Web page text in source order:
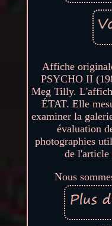
Affiche
PSYCHO II
Meg Tilly.
ÉTAT. Elle
examiner la
évaluation
photographies
de l'article
Nous